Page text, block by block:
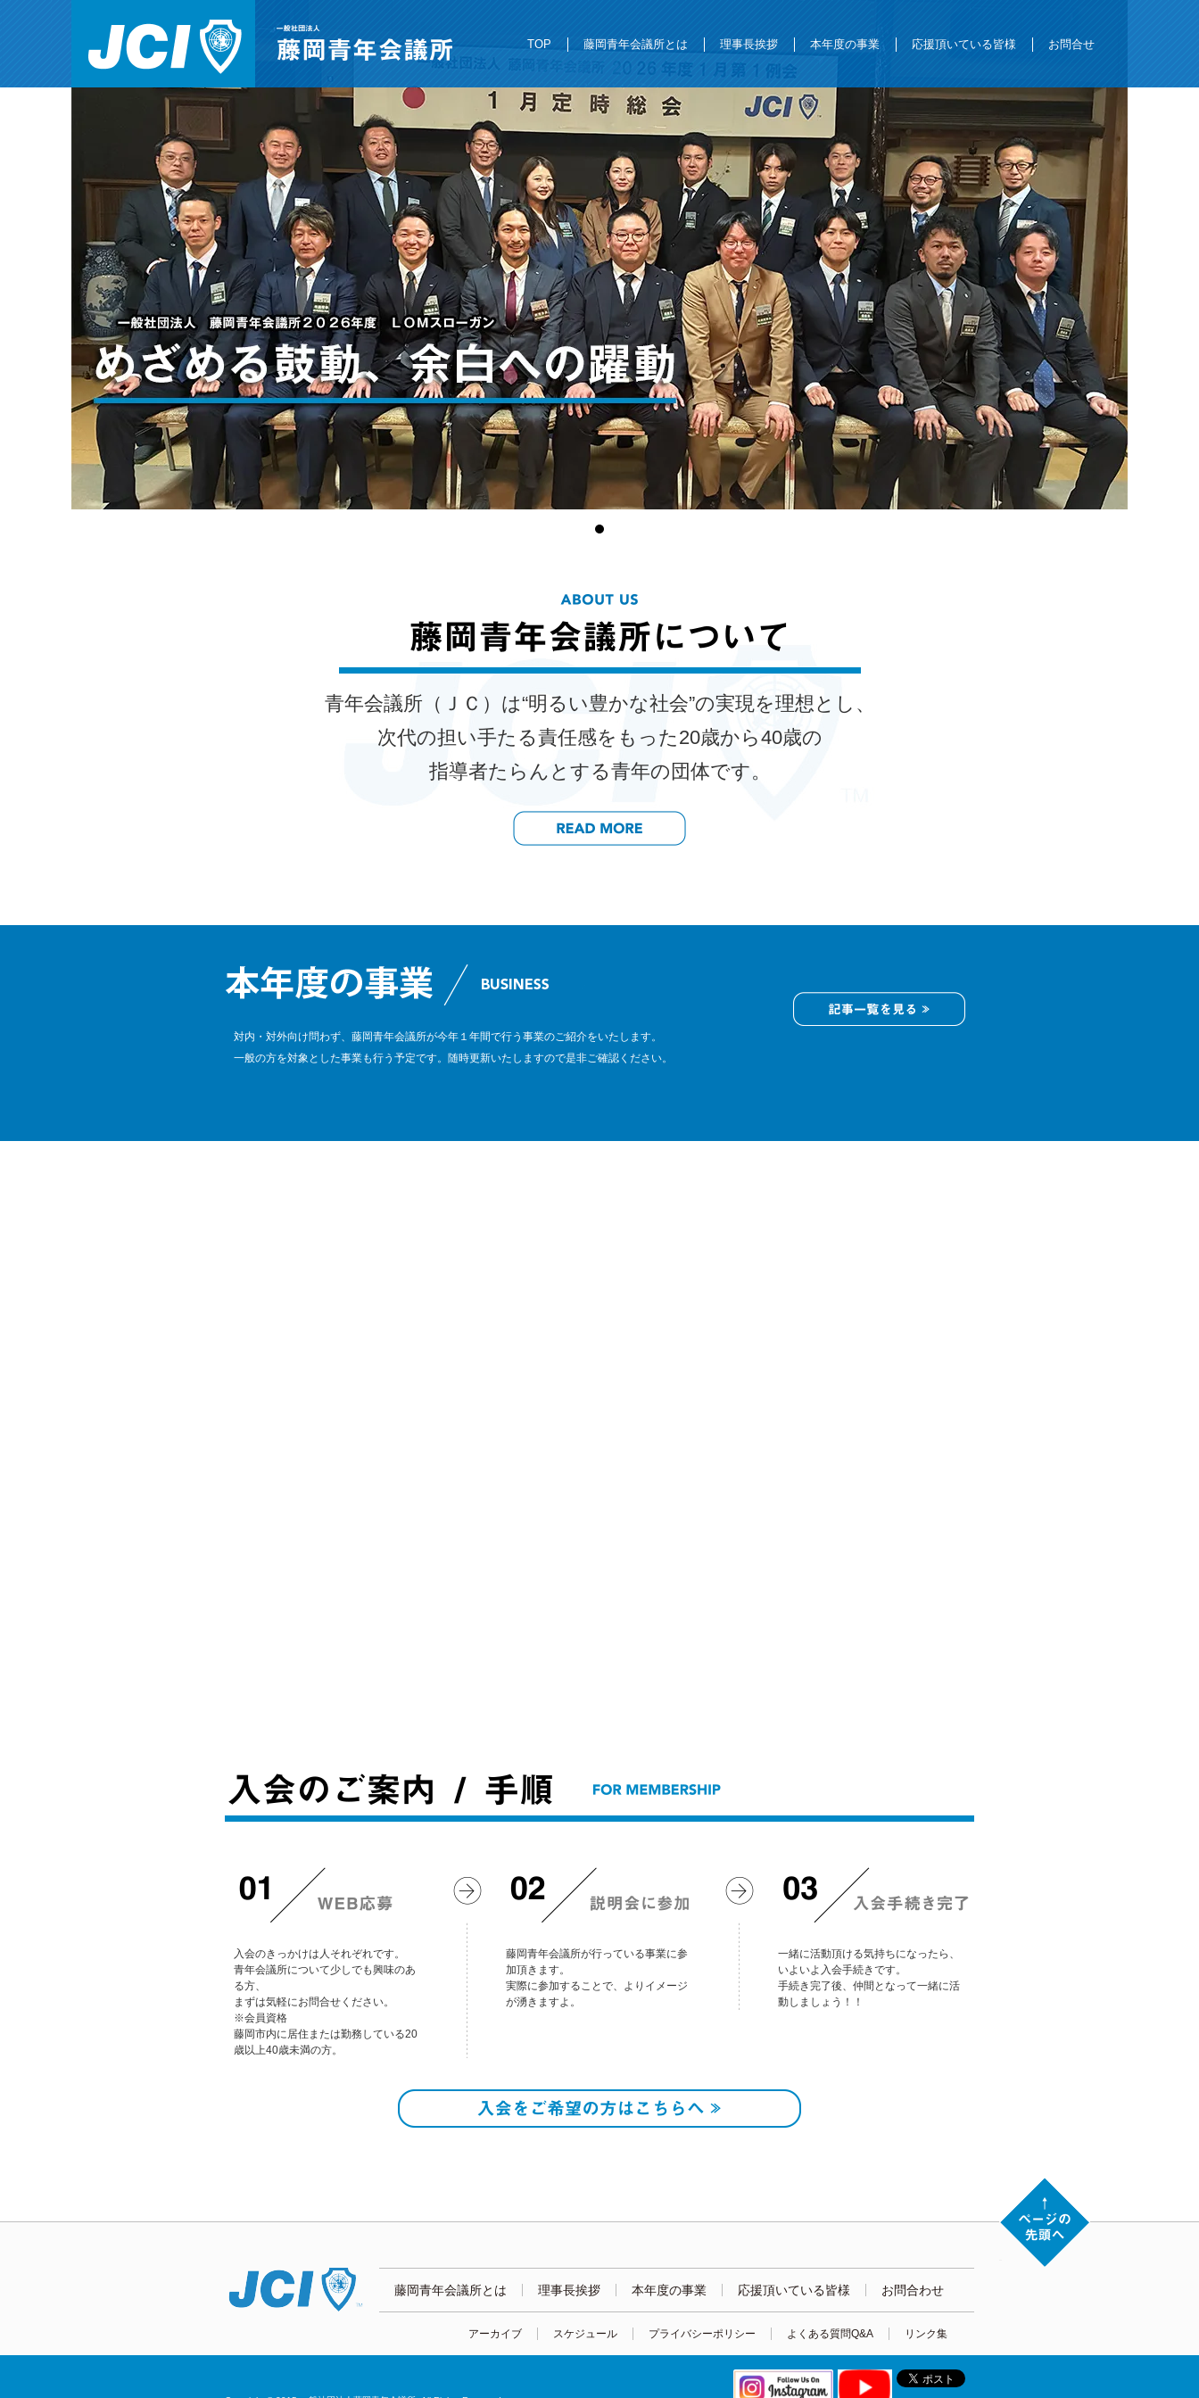
お問合せ
応援頂いている皆様
本年度の事業
理事長挨拶
藤岡青年会議所とは
TOP
青年会議所（ＪＣ）は“明るい豊かな社会”の実現を理想とし、
次代の担い手たる責任感をもった20歳から40歳の
指導者たらんとする青年の団体です。
対内・対外向け問わず、藤岡青年会議所が今年１年間で行う事業のご紹介をいたします。
一般の方を対象とした事業も行う予定です。随時更新いたしますので是非ご確認ください。
入会のきっかけは人それぞれです。
青年会議所について少しでも興味のあ
る方、
まずは気軽にお問合せください。
※会員資格
藤岡市内に居住または勤務している20
歳以上40歳未満の方。
藤岡青年会議所が行っている事業に参
加頂きます。
実際に参加することで、よりイメージ
が湧きますよ。
一緒に活動頂ける気持ちになったら、
いよいよ入会手続きです。
手続き完了後、仲間となって一緒に活
動しましょう！！
藤岡青年会議所とは 理事長挨拶 本年度の事業 応援頂いている皆様 お問合わせ
アーカイブ スケジュール プライバシーポリシー よくある質問Q&A リンク集